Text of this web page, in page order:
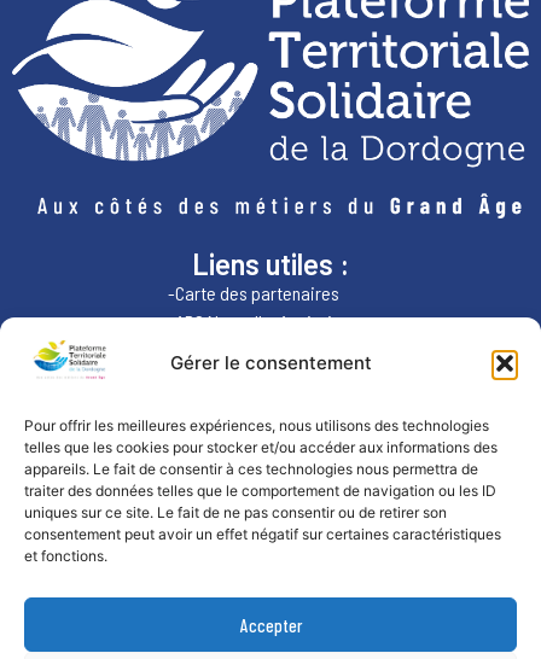
Gérer le consentement
Pour offrir les meilleures expériences, nous utilisons des technologies
telles que les cookies pour stocker et/ou accéder aux informations des
appareils. Le fait de consentir à ces technologies nous permettra de
traiter des données telles que le comportement de navigation ou les ID
uniques sur ce site. Le fait de ne pas consentir ou de retirer son
consentement peut avoir un effet négatif sur certaines caractéristiques
et fonctions.
Accepter
Liens utiles :
-Carte des partenaires
-ARS Nouvelle-Aquitaine
-Région Nouvelle-Aquitaine
Nous contacter :
par téléphone:
07.49.84.76.70